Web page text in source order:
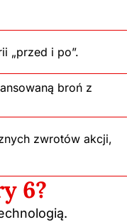
„przed i po”.
broń z
zwrotów akcji,
6?